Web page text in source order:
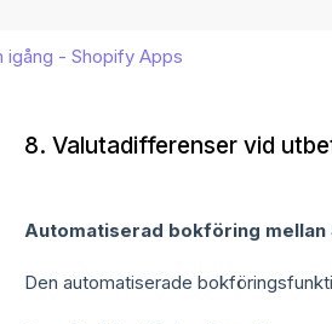
igång - Shopify Apps
8. Valutadifferenser vid
Automatiserad bokföring mellan
Den automatiserade